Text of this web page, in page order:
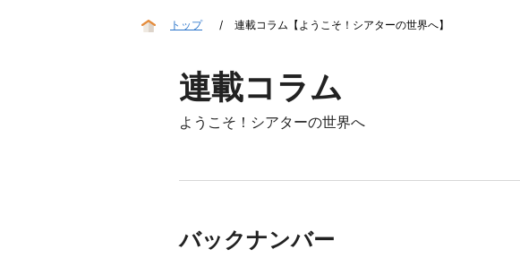
トップ 連載コラム【ようこそ！シアターの世界へ】
連載コラム
ようこそ！シアターの世界へ
バックナンバー